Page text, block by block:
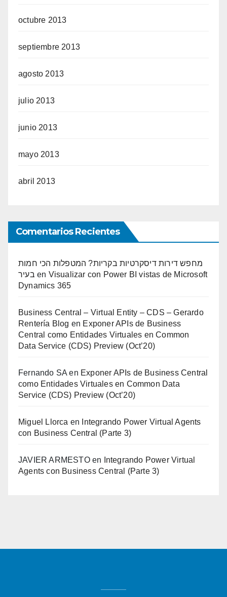
octubre 2013
septiembre 2013
agosto 2013
julio 2013
junio 2013
mayo 2013
abril 2013
Comentarios Recientes
מחפש דירות דיסקרטיות בקריות? המטפלות הכי חמות
בעיר en Visualizar con Power BI vistas de Microsoft
Dynamics 365
Business Central – Virtual Entity – CDS – Gerardo
Rentería Blog en Exponer APIs de Business
Central como Entidades Virtuales en Common
Data Service (CDS) Preview (Oct’20)
Fernando SA en Exponer APIs de Business Central
como Entidades Virtuales en Common Data
Service (CDS) Preview (Oct’20)
Miguel Llorca en
Integrando Power Virtual Agents
con Business Central (Parte 3)
JAVIER ARMESTOen
Integrando Power Virtual
Agents con Business Central (Parte 3)